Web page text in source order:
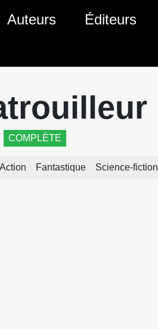
Auteurs Éditeurs
COMPLÈTE
Fantastique Science-fiction